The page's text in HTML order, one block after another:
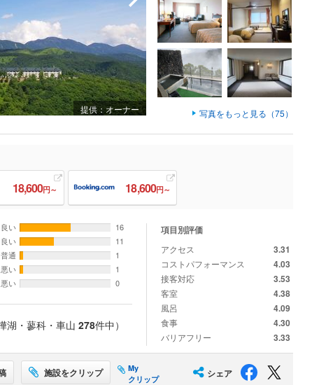
提供：オーナー 写真をもっと見る（75）
18,600円～ 18,600円～
い
16
良い
11
普通
1
悪い
1
い
0
湖・蓼科・車山 278件中）
項目別評価
アクセス 3.31
コストパフォーマンス 4.03
接客対応 3.53
客室 4.38
風呂 4.09
食事 4.30
バリアフリー 3.33
施設をクリップ
My
クリップ
シェア